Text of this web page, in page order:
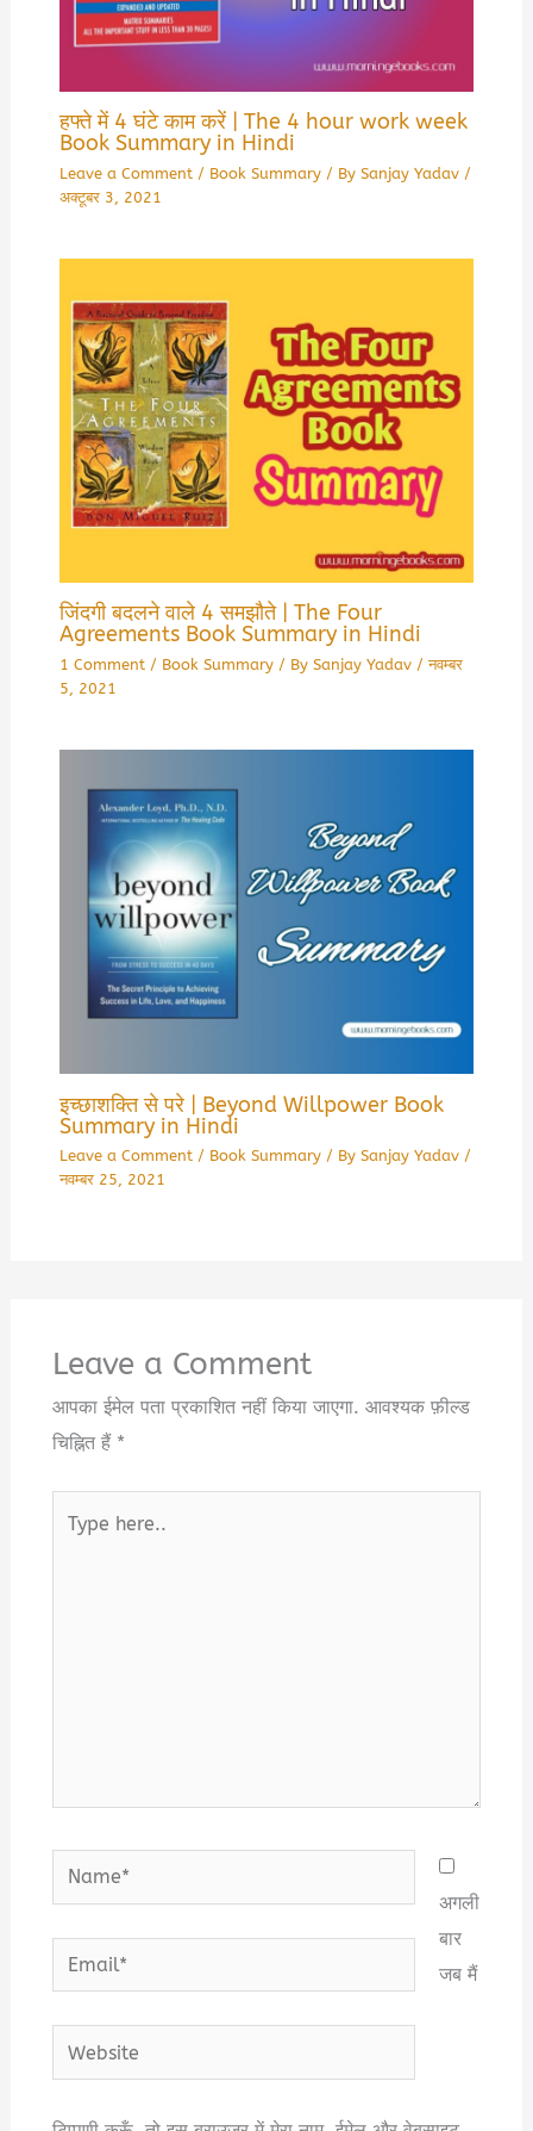
हफ्ते में 4 घंटे काम करें | The 4 hour work week
Book Summary in Hindi
Leave a Comment / Book Summary/ By Sanjay Yadav /
अक्टूबर 3, 2021
जिंदगी बदलने वाले 4 समझौते | The Four
Agreements Book Summary in Hindi
1 Comment / Book Summary/ By Sanjay Yadav /नवम्बर
5, 2021
इच्छाशक्ति से परे | Beyond Willpower Book
Summary in Hindi
Leave a Comment / Book Summary/ By Sanjay Yadav /
नवम्बर 25, 2021
Leave a Comment
आपका ईमेल पता प्रकाशित नहीं किया जाएगा. आवश्यक फ़ील्ड
चिह्नित हैं *
here..
Name*
Email*
Website
अगली
बार
जब मैं